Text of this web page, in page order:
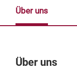
Über uns
Über uns